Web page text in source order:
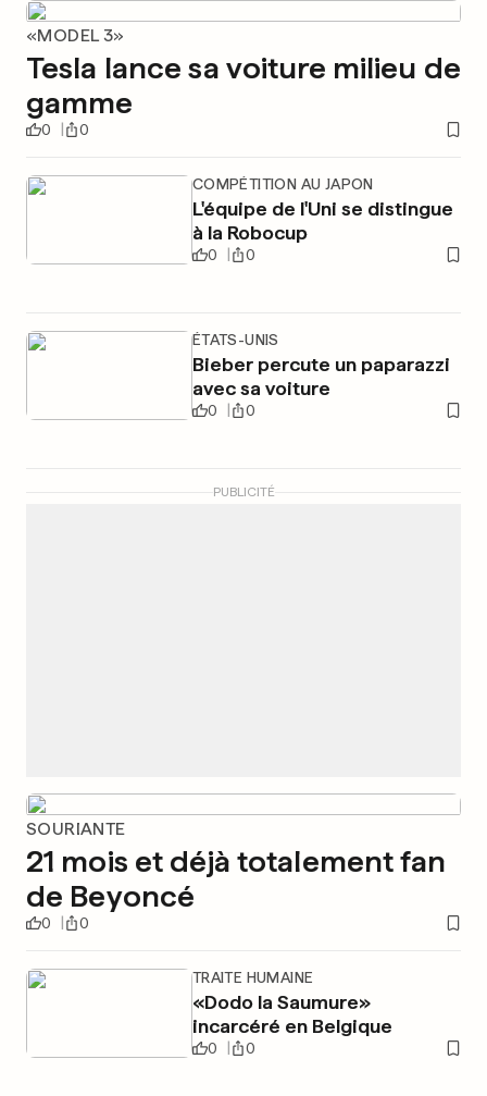
«MODEL 3»
Tesla lance sa voiture milieu de
gamme
0 0
COMPÉTITION AU JAPON
L'équipe de l'Uni se distingue
à la Robocup
0 0
ÉTATS-UNIS
Bieber percute un paparazzi
avec sa voiture
0 0
PUBLICITÉ
SOURIANTE
21 mois et déjà totalement fan
de Beyoncé
0 0
TRAITE HUMAINE
«Dodo la Saumure»
incarcéré en Belgique
0 0